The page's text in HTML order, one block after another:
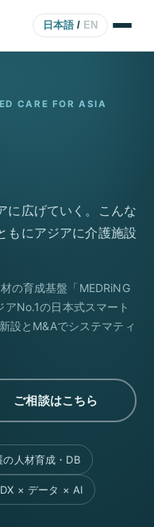
日本語/ EN
CARE FOR ASIA
に広げていく。こんな
もにアジアに介護施設
の育成基盤「MEDRiNG
No.1の日本式スマート
設とM&Aでシステマティ
ご相談はこちら
の人材育成・DB
× データ × AI